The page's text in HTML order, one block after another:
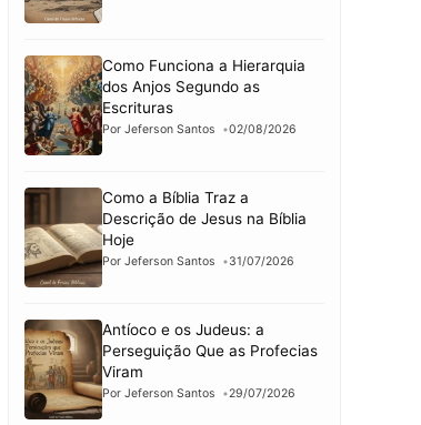
Como Funciona a Hierarquia
dos Anjos Segundo as
Escrituras
Por Jeferson Santos 02/08/2026
Como a Bíblia Traz a
Descrição de Jesus na Bíblia
Hoje
Por Jeferson Santos 31/07/2026
Antíoco e os Judeus: a
Perseguição Que as Profecias
Viram
Por Jeferson Santos 29/07/2026